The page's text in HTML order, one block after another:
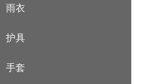
雨衣
护具
手套